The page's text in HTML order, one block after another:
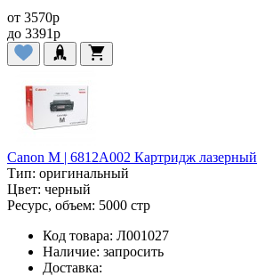
от 3570p
до 3391p
Canon M | 6812A002 Картридж лазерный
Тип: оригинальный
Цвет: черный
Ресурс, объем: 5000 стр
Код товара: Л001027
Наличие: запросить
Доставка: